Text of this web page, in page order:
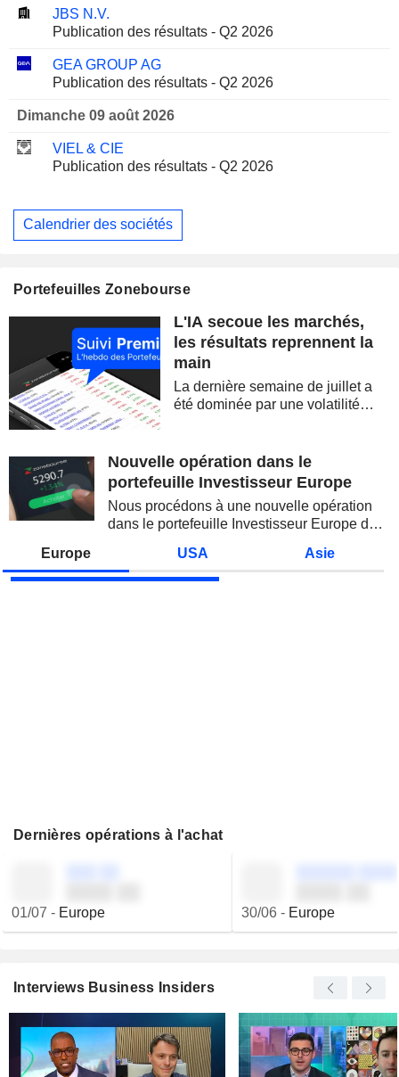
JBS N.V.
Publication des résultats - Q2 2026
GEA GROUP AG
Publication des résultats - Q2 2026
Dimanche 09 août 2026
VIEL & CIE
Publication des résultats - Q2 2026
Calendrier des sociétés
Portefeuilles Zonebourse
L'IA secoue les marchés,
les résultats reprennent la
main
La dernière semaine de juillet a
été dominée par une volatilité
semi-conducteurs. Les
inquiétudes sur la soutenabilité
Nouvelle opération dans le
portefeuille Investisseur Europe
Nous procédons à une nouvelle opération
dans le portefeuille Investisseur Europe de
Europe USA Asie
Dernières opérations à l'achat
01/07 - Europe 30/06- Europe
Interviews Business Insiders